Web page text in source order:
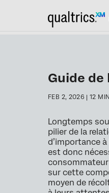
Guide de
FEB 2, 2026 | 12
Longtemps
pilier de la
d’importance
est donc
sur cette
moyen de